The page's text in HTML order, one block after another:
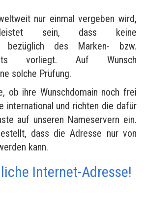
nur einmal vergeben wird,
sein, dass keine
bezüglich des Marken- bzw.
vorliegt. Auf Wunsch
solche Prüfung.
ob ihre Wunschdomain noch frei
international und richten die dafür
auf unseren Nameservern ein.
dass die Adresse nur von
kann.
Internet-Adresse!